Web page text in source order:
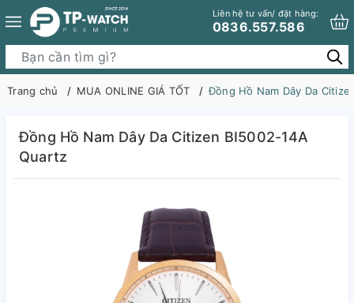
Liên hệ tư vấn/ đặt hàng:
0836.557.586
Trang chủ MUA ONLINE GIÁ TỐT Đồng Hồ Nam Dây Da
Đồng Hồ Nam Dây Da Citizen BI5002-14A
Quartz